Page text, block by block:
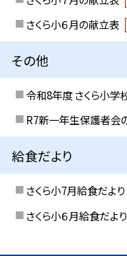
さくら小６月の献立表
その他
令和8年度 さくら小学
R7新一年生保護者会
給食だより
さくら小7月給食だより
さくら小６月給食だより